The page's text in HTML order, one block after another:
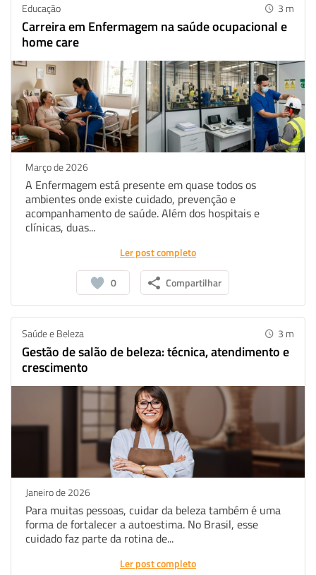
Educação 3 m
Carreira em Enfermagem na saúde ocupacional e
home care
Março de 2026
A Enfermagem está presente em quase todos os
ambientes onde existe cuidado, prevenção e
acompanhamento de saúde. Além dos hospitais e
clínicas, duas...
Ler post completo
0 Compartilhar
Saúde e Beleza 3 m
Gestão de salão de beleza: técnica, atendimento e
crescimento
Janeiro de 2026
Para muitas pessoas, cuidar da beleza também é uma
forma de fortalecer a autoestima. No Brasil, esse
cuidado faz parte da rotina de...
Ler post completo